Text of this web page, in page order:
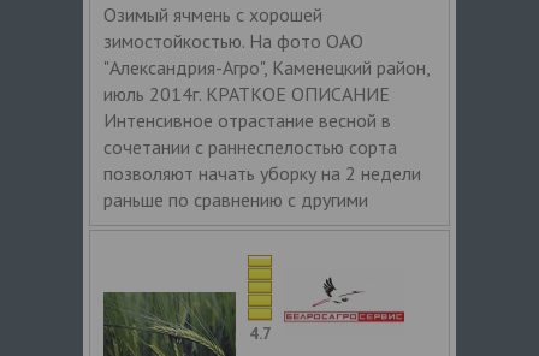
Озимый ячмень с хорошей
зимостойкостью. На фото ОАО
"Александрия-Агро", Каменецкий район,
июль 2014г. КРАТКОЕ ОПИСАНИЕ
Интенсивное отрастание весной в
сочетании с раннеспелостью сорта
позволяют начать уборку на 2 недели
раньше по сравнению с другими
4.7